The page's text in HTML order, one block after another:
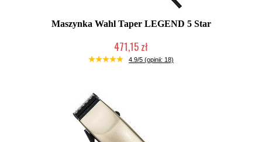
Maszynka Wahl Taper LEGEND 5 Star
471,15 zł
Duża ilość (wysyłka w 24h)
4.9/5 (opinii: 18)